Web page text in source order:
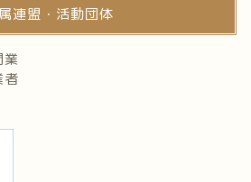
連盟・活動団体